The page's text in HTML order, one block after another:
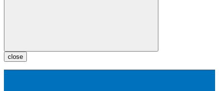
close